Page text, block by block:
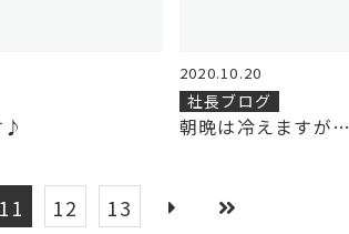
♪
2020.10.20
社長ブログ
朝晩は冷えますが…
11 12 13